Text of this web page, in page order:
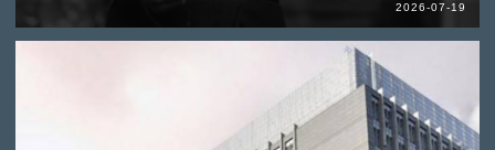
2026-07-19